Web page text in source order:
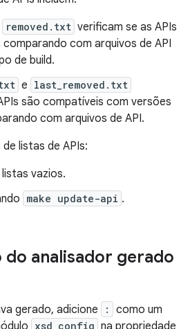
removed.txt verificam se as APIs
com arquivos de API
de build.
e last_removed.txt
são compatíveis com versões
com arquivos de API.
listas de APIs:
vazios.
make update-api .
do analisador gerado
gerado, adicione :
como um
xsd_config na propriedade